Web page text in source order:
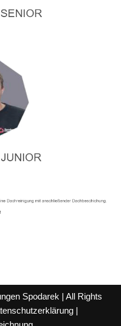
Spodarek | All Rights